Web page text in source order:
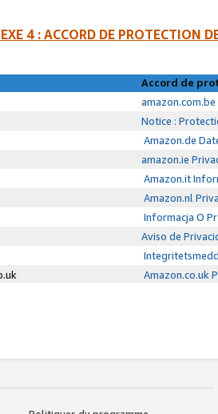
4 : ACCORD DE PROTECTION
Accord de
Notice :
Amazon.de
amazon.ie
Amazon.it
Amazon.nl
Informacja O
Aviso de
Amazon.co.uk